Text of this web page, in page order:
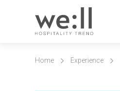
Home Experience